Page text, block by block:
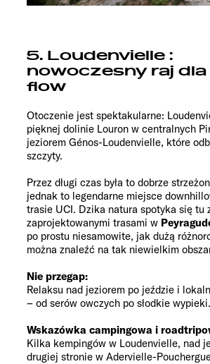
5. Loudenvielle :
nowoczesny raj dla
flow
Otoczenie jest spektakularne:
pięknej dolinie Louron w centralnych
jeziorem Génos-Loudenvielle, które
szczyty.
Przez długi czas była to dobrze
jednak to legendarne miejsce
trasie UCI. Dzika natura spotyka się tu
zaprojektowanymi trasami w
po prostu niesamowite, jak dużą
można znaleźć na tak niewielkim
Nie przegap:
Relaksu nad jeziorem po jeździe i
– od serów owczych po słodkie wypieki.
Wskazówka campingowa i
Kilka kempingów w Loudenvielle, nad
drugiej stronie w Adervielle-